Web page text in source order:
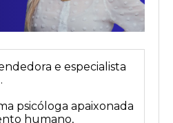
e especialista
psicóloga apaixonada
humano,